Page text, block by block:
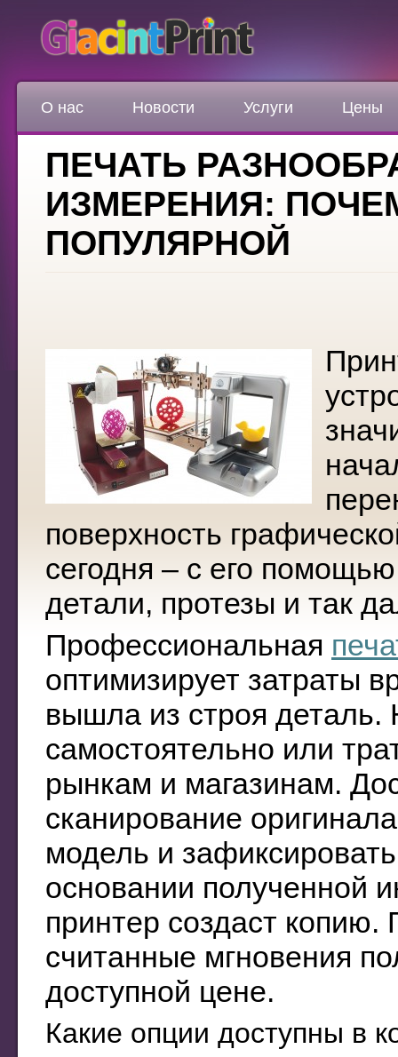
О нас Новости Услуги Цены
ПЕЧАТЬ
ИЗМЕРЕНИЯ:
ПОПУЛЯРНОЙ
поверхность
сегодня – с его
детали, протезы и так
Профессиональная
оптимизирует затраты
вышла из строя деталь.
самостоятельно или
рынкам и магазинам.
сканирование
модель и
основании полученной
принтер создаст копию.
считанные мгновения
доступной цене.
Какие опции доступны в